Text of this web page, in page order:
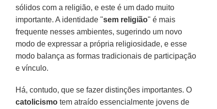
sólidos com a religião, e este é um dado muito
importante. A identidade "sem religião" é mais
frequente nesses ambientes, sugerindo um novo
modo de expressar a própria religiosidade, e esse
modo balança as formas tradicionais de participação
e vínculo.
Há, contudo, que se fazer distinções importantes. O
catolicismo tem atraído essencialmente jovens de